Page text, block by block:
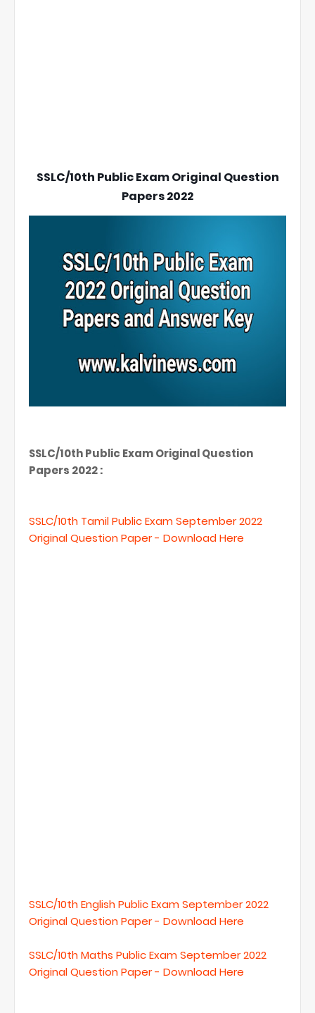
SSLC/10th Public Exam Original Question
Papers 2022
SSLC/10th Public Exam Original Question
Papers 2022 :
SSLC/10th Tamil Public Exam September 2022
Original Question Paper - Download Here
SSLC/10th English Public Exam September 2022
Original Question Paper - Download Here
SSLC/10th Maths Public Exam September 2022
Original Question Paper - Download Here